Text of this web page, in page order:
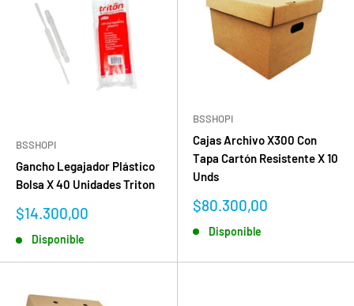
BSSHOPI
Gancho Legajador Plástico
Bolsa X 40 Unidades Triton
Precio
venta
$14.300,00
Disponible
BSSHOPI
Cajas Archivo X300 Con
Tapa Cartón Resistente X 10
Unds
Precio
venta
$80.300,00
Disponible